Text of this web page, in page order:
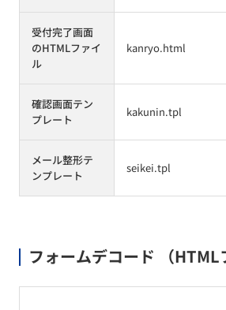
受付完了画面
のHTMLファイ
ル
kanryo.html
確認画面テン
プレート
kakunin.tpl
メール整形テ
ンプレート
seikei.tpl
フォームデコード （HTML